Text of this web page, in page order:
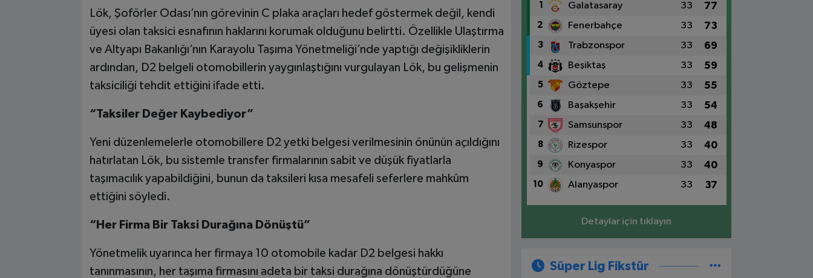
Lök, Şoförler Odası’nın görevinin C plaka araçları hedef göstermek değil, kendi
üyesi olan taksici esnafının haklarını korumak olduğunu belirtti. Özellikle Ulaştırma
ve Altyapı Bakanlığı’nın Karayolu Taşıma Yönetmeliği’nde yaptığı değişikliklerin
ardından, D2 belgeli otomobillerin yaygınlaştığını vurgulayan Lök, bu gelişmenin
taksiciliği tehdit ettiğini ifade etti.
“Taksiler Değer Kaybediyor”
Yeni düzenlemelerle otomobillere D2 yetki belgesi verilmesinin önünün açıldığını
hatırlatan Lök, bu sistemle transfer firmalarının sabit ve düşük fiyatlarla
taşımacılık yapabildiğini, bunun da taksileri kısa mesafeli seferlere mahkûm
ettiğini söyledi.
“Her Firma Bir Taksi Durağına Dönüştü”
Yönetmelik uyarınca her firmaya 10 otomobile kadar D2 belgesi hakkı
tanınmasının, her taşıma firmasını adeta bir taksi durağına dönüştürdüğüne
1 Galatasaray 33 77
2 Fenerbahçe 33 73
3 Trabzonspor 33 69
4 Beşiktaş 33 59
5 Göztepe 33 55
6 Başakşehir 33 54
7 Samsunspor 33 48
8 Rizespor 33 40
9 Konyaspor 33 40
10 Alanyaspor 33 37
Detaylar için tıklayın
Süper Lig Fikstür